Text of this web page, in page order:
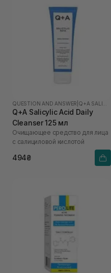
QUESTION AND ANSWER
Q+A Salicylic Acid Daily
Cleanser 125 мл
Очищающее средство для лица
с салициловой кислотой
494₴